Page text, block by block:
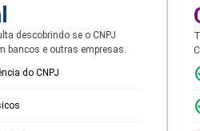
descobrindo se o CNPJ
bancos e outras empresas.
do CNPJ